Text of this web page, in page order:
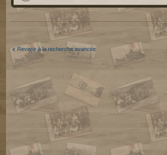
Revenir à la recherche avancée